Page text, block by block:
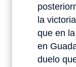
la
que en
en
duelo